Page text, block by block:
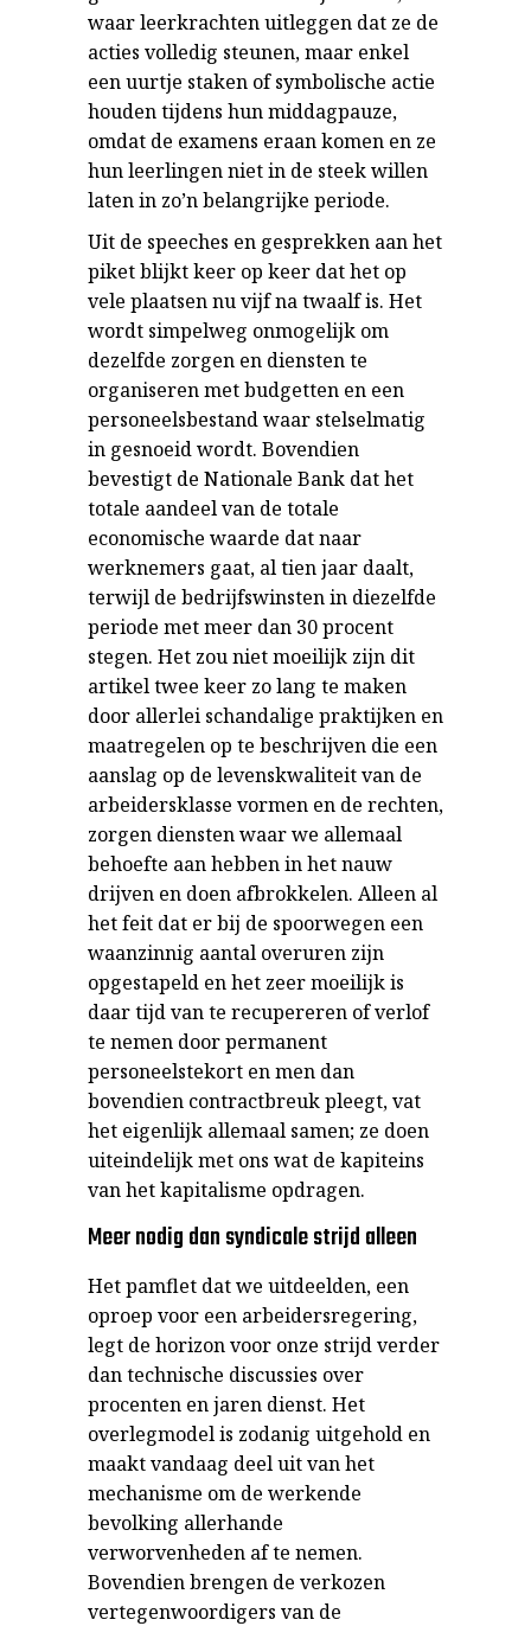
waar leerkrachten uitleggen dat ze de
acties volledig steunen, maar enkel
een uurtje staken of symbolische actie
houden tijdens hun middagpauze,
omdat de examens eraan komen en ze
hun leerlingen niet in de steek willen
laten in zo’n belangrijke periode.
Uit de speeches en gesprekken aan het
piket blijkt keer op keer dat het op
vele plaatsen nu vijf na twaalf is. Het
wordt simpelweg onmogelijk om
dezelfde zorgen en diensten te
organiseren met budgetten en een
personeelsbestand waar stelselmatig
in gesnoeid wordt. Bovendien
bevestigt de Nationale Bank dat het
totale aandeel van de totale
economische waarde dat naar
werknemers gaat, al tien jaar daalt,
terwijl de bedrijfswinsten in diezelfde
periode met meer dan 30 procent
stegen. Het zou niet moeilijk zijn dit
artikel twee keer zo lang te maken
door allerlei schandalige praktijken en
maatregelen op te beschrijven die een
aanslag op de levenskwaliteit van de
arbeidersklasse vormen en de rechten,
zorgen diensten waar we allemaal
behoefte aan hebben in het nauw
drijven en doen afbrokkelen. Alleen al
het feit dat er bij de spoorwegen een
waanzinnig aantal overuren zijn
opgestapeld en het zeer moeilijk is
daar tijd van te recupereren of verlof
te nemen door permanent
personeelstekort en men dan
bovendien contractbreuk pleegt, vat
het eigenlijk allemaal samen; ze doen
uiteindelijk met ons wat de kapiteins
van het kapitalisme opdragen.
Meer nodig dan syndicale strijd alleen
Het pamflet dat we uitdeelden, een
oproep voor een arbeidersregering,
legt de horizon voor onze strijd verder
dan technische discussies over
procenten en jaren dienst. Het
overlegmodel is zodanig uitgehold en
maakt vandaag deel uit van het
mechanisme om de werkende
bevolking allerhande
verworvenheden af te nemen.
Bovendien brengen de verkozen
vertegenwoordigers van de